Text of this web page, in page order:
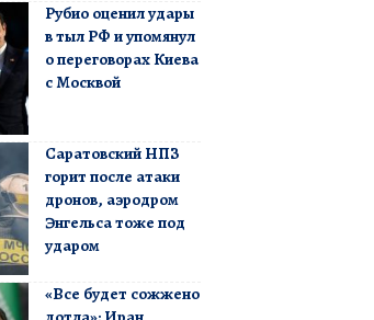
Рубио оценил удары
в тыл РФ и упомянул
о переговорах Киева
с Москвой
Саратовский НПЗ
горит после атаки
дронов, аэродром
Энгельса тоже под
ударом
«Все будет сожжено